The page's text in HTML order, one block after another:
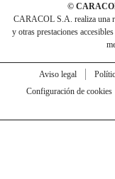
©
CARACOL S.A. realiza una
y otras prestaciones
Aviso legal
Configuración de cookies